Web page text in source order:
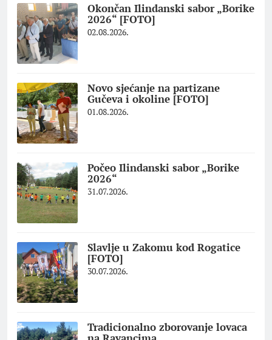
Okončan Ilindanski sabor „Borike
2026“ [FOTO]
02.08.2026.
Novo sjećanje na partizane
Gučeva i okoline [FOTO]
01.08.2026.
Počeo Ilindanski sabor „Borike
2026“
31.07.2026.
Slavlje u Zakomu kod Rogatice
[FOTO]
30.07.2026.
Tradicionalno zborovanje lovaca